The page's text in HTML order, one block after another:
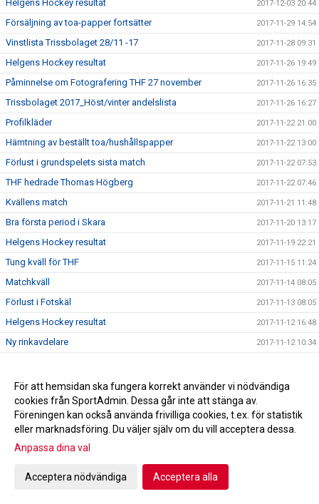
Helgens Hockey resultat 2017-12-03 20:44
Försäljning av toa-papper fortsätter 2017-11-29 14:54
Vinstlista Trissbolaget 28/11 -17 2017-11-28 09:31
Helgens Hockey resultat 2017-11-26 19:49
Påminnelse om Fotografering THF 27 november 2017-11-26 16:35
Trissbolaget 2017_Höst/vinter andelslista 2017-11-26 16:27
Profilkläder 2017-11-22 21:00
Hämtning av beställt toa/hushållspapper 2017-11-22 13:00
Förlust i grundspelets sista match 2017-11-22 07:53
THF hedrade Thomas Högberg 2017-11-22 07:46
Kvällens match 2017-11-21 11:48
Bra första period i Skara 2017-11-20 13:17
Helgens Hockey resultat 2017-11-19 22:21
Tung kväll för THF 2017-11-15 11:24
Matchkväll 2017-11-14 08:05
Förlust i Fotskäl 2017-11-13 08:05
Helgens Hockey resultat 2017-11-12 16:48
Ny rinkavdelare 2017-11-12 10:34
Ny utprovning av profilkläder 7/11! 2017-11-06 16:56
THF studsade tillbaka 2017-11-06 07:52
Helgens Hockey resultat
Derby fredag !
Jakt på poäng fortsätter i Nittorp
För att hemsidan ska fungera korrekt använder vi nödvändiga
cookies från SportAdmin. Dessa går inte att stänga av.
Föreningen kan också använda frivilliga cookies, t.ex. för statistik
eller marknadsföring. Du väljer själv om du vill acceptera dessa.
Anpassa dina val
Acceptera nödvändiga Acceptera alla